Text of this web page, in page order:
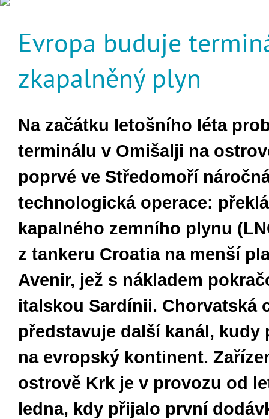
Evropa buduje
zkapalněný plyn
Na začátku letošního léta
terminálu v Omišalji na
poprvé ve Středomoří
technologická operace:
kapalného zemního plynu
z tankeru Croatia na menší
Avenir, jež s nákladem
italskou Sardínii. Chorvatská
představuje další kanál, kudy
na evropský kontinent.
ostrově Krk je v provozu od
ledna, kdy přijalo první